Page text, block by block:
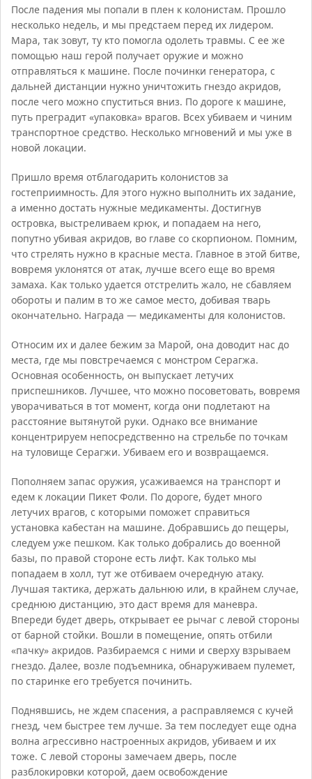
После падения мы попали в плен к колонистам. Прошло
несколько недель, и мы предстаем перед их лидером.
Мара, так зовут, ту кто помогла одолеть травмы. С ее же
помощью наш герой получает оружие и можно
отправляться к машине. После починки генератора, с
дальней дистанции нужно уничтожить гнездо акридов,
после чего можно спуститься вниз. По дороге к машине,
путь преградит «упаковка» врагов. Всех убиваем и чиним
транспортное средство. Несколько мгновений и мы уже в
новой локации.
Пришло время отблагодарить колонистов за
гостеприимность. Для этого нужно выполнить их задание,
а именно достать нужные медикаменты. Достигнув
островка, выстреливаем крюк, и попадаем на него,
попутно убивая акридов, во главе со скорпионом. Помним,
что стрелять нужно в красные места. Главное в этой битве,
вовремя уклонятся от атак, лучше всего еще во время
замаха. Как только удается отстрелить жало, не сбавляем
обороты и палим в то же самое место, добивая тварь
окончательно. Награда — медикаменты для колонистов.
Относим их и далее бежим за Марой, она доводит нас до
места, где мы повстречаемся с монстром Серагжа.
Основная особенность, он выпускает летучих
приспешников. Лучшее, что можно посоветовать, вовремя
уворачиваться в тот момент, когда они подлетают на
расстояние вытянутой руки. Однако все внимание
концентрируем непосредственно на стрельбе по точкам
на туловище Серагжи. Убиваем его и возвращаемся.
Пополняем запас оружия, усаживаемся на транспорт и
едем к локации Пикет Фоли. По дороге, будет много
летучих врагов, с которыми поможет справиться
установка кабестан на машине. Добравшись до пещеры,
следуем уже пешком. Как только добрались до военной
базы, по правой стороне есть лифт. Как только мы
попадаем в холл, тут же отбиваем очередную атаку.
Лучшая тактика, держать дальнюю или, в крайнем случае,
среднюю дистанцию, это даст время для маневра.
Впереди будет дверь, открывает ее рычаг с левой стороны
от барной стойки. Вошли в помещение, опять отбили
«пачку» акридов. Разбираемся с ними и сверху взрываем
гнездо. Далее, возле подъемника, обнаруживаем пулемет,
по старинке его требуется починить.
Поднявшись, не ждем спасения, а расправляемся с кучей
гнезд, чем быстрее тем лучше. За тем последует еще одна
волна агрессивно настроенных акридов, убиваем и их
тоже. С левой стороны замечаем дверь, после
разблокировки которой, даем освобождение